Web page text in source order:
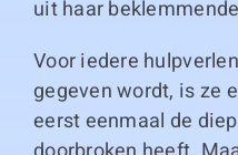
uit haar
Voor iedere
gegeven wordt, is ze
eerst eenmaal de